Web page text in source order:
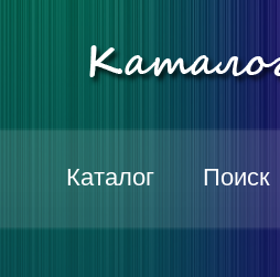
Каталог Поиск